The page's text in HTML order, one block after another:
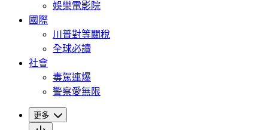
娛樂電影院
國際
川普對等關稅
全球必讀
社會
毒駕連爆
警察愛無限
更多